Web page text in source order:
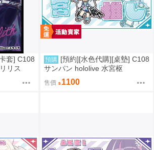
套] C108
リス
預購 [預約][水色代購][桌墊] C108
サンパン hololive 水宮枢
售價 1100